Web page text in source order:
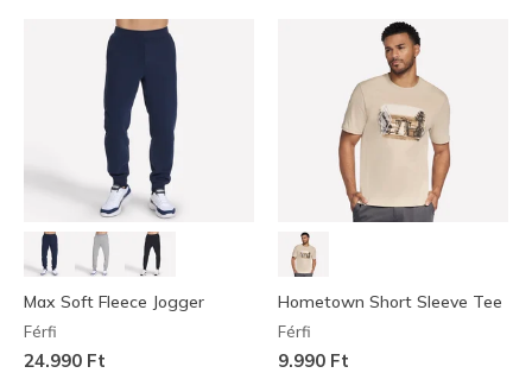
Max Soft Fleece Jogger
Férfi
24.990 Ft
Hometown Short Sleeve Tee
Férfi
9.990 Ft